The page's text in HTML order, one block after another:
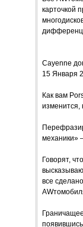
карточкой
Cayenne
15 Января
Как вам
изменится,
механики»
Говорят,
все
появившись